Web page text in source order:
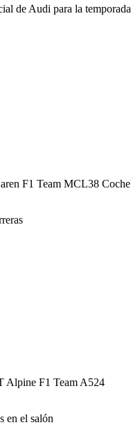
de Audi para la temporada
F1 Team MCL38 Coche
Alpine F1 Team A524
en el salón